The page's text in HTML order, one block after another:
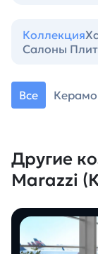
Коллекция
Салоны
Все
Другие
Marazzi